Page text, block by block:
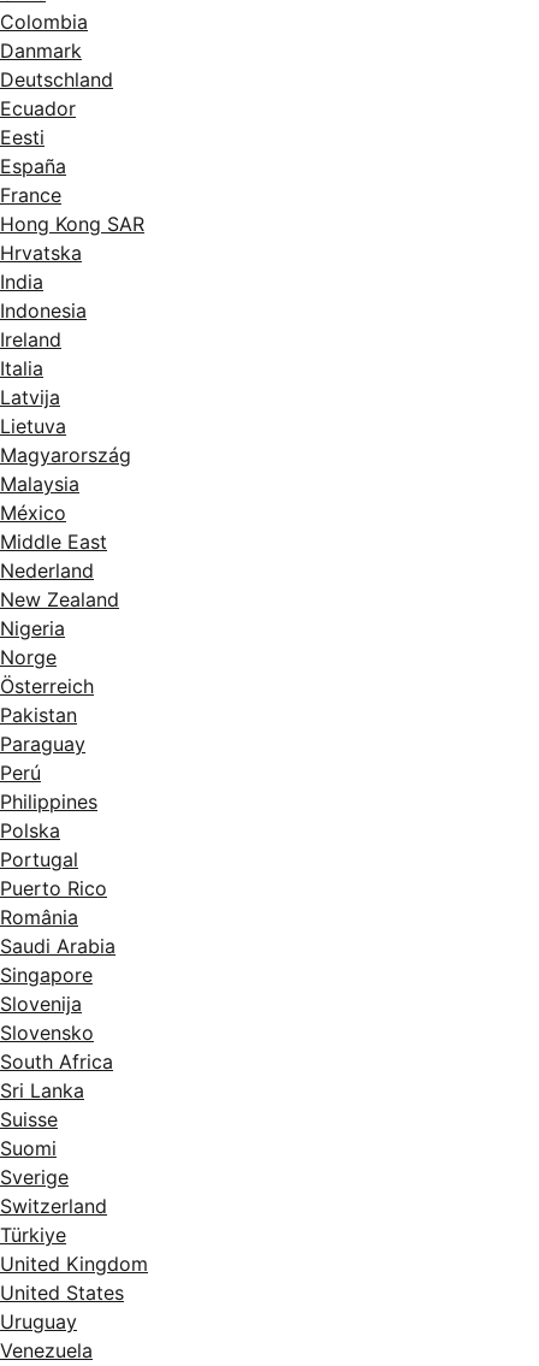
Colombia
Danmark
Deutschland
Ecuador
Eesti
España
France
Hong Kong SAR
Hrvatska
India
Indonesia
Ireland
Italia
Latvija
Lietuva
Magyarország
Malaysia
México
Middle East
Nederland
New Zealand
Nigeria
Norge
Österreich
Pakistan
Paraguay
Perú
Philippines
Polska
Portugal
Puerto Rico
România
Saudi Arabia
Singapore
Slovenija
Slovensko
South Africa
Sri Lanka
Suisse
Suomi
Sverige
Switzerland
Türkiye
United Kingdom
United States
Uruguay
Venezuela